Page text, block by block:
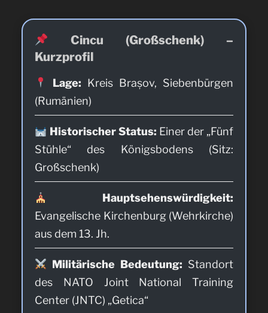
Cincu (Großschenk) –
Kurzprofil
Lage: Kreis Brașov, Siebenbürgen
(Rumänien)
Historischer Status: Einer der „Fünf
Stühle“ des Königsbodens (Sitz:
Großschenk)
Hauptsehenswürdigkeit:
Evangelische Kirchenburg (Wehrkirche)
aus dem 13. Jh.
Militärische Bedeutung: Standort
des NATO Joint National Training
Center (JNTC) „Getica“